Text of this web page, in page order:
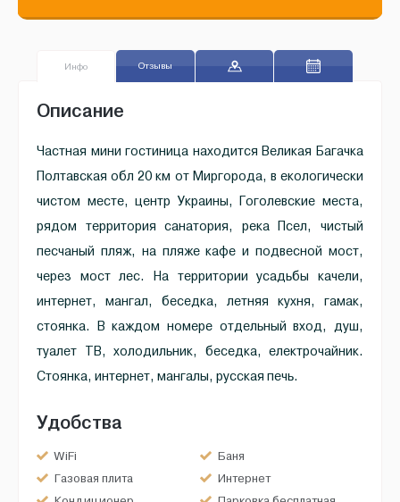
Инфо Отзывы
Описание
Частная мини гостиница находится Великая Багачка
Полтавская обл 20 км от Миргорода, в екологически
чистом месте, центр Украины, Гоголевские места,
рядом территория санатория, река Псел, чистый
песчаный пляж, на пляже кафе и подвесной мост,
через мост лес. На территории усадьбы качели,
интернет, мангал, беседка, летняя кухня, гамак,
стоянка. В каждом номере отдельный вход, душ,
туалет ТВ, холодильник, беседка, електрочайник.
Стоянка, интернет, мангалы, русская печь.
Удобства
WiFi
Баня
Газовая плита
Интернет